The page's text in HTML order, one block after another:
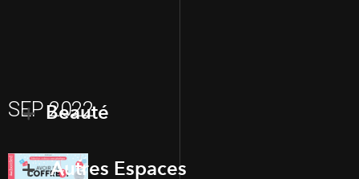
SEP 2022
Beauté
Autres Espaces